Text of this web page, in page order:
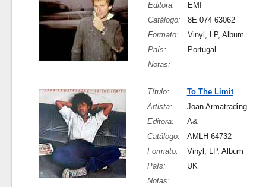
Editora:
EMI
Catálogo:
8E 074 63062
Formato:
Vinyl, LP, Album
País:
Portugal
Notas:
Título:
To The Limit
Artista:
Joan Armatrading
Editora:
A&
Catálogo:
AMLH 64732
Formato:
Vinyl, LP, Album
País:
UK
Notas: